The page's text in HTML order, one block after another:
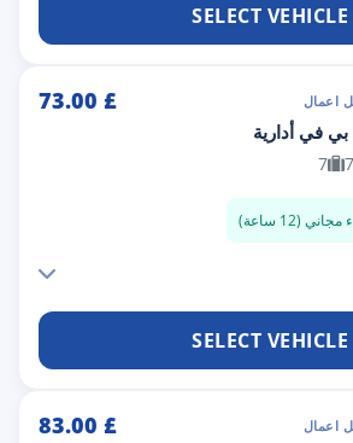
SELECT VEHICLE
اعمال £
73.00
بي في أدارية
7
7
(12 ساعة)
SELECT VEHICLE
اعمال £
83.00